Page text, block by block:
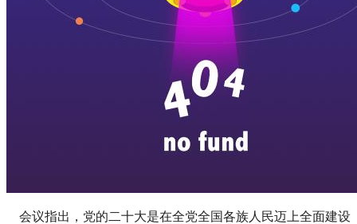
会议指出，党的二十大是在全党全国各族人民迈上全面建设